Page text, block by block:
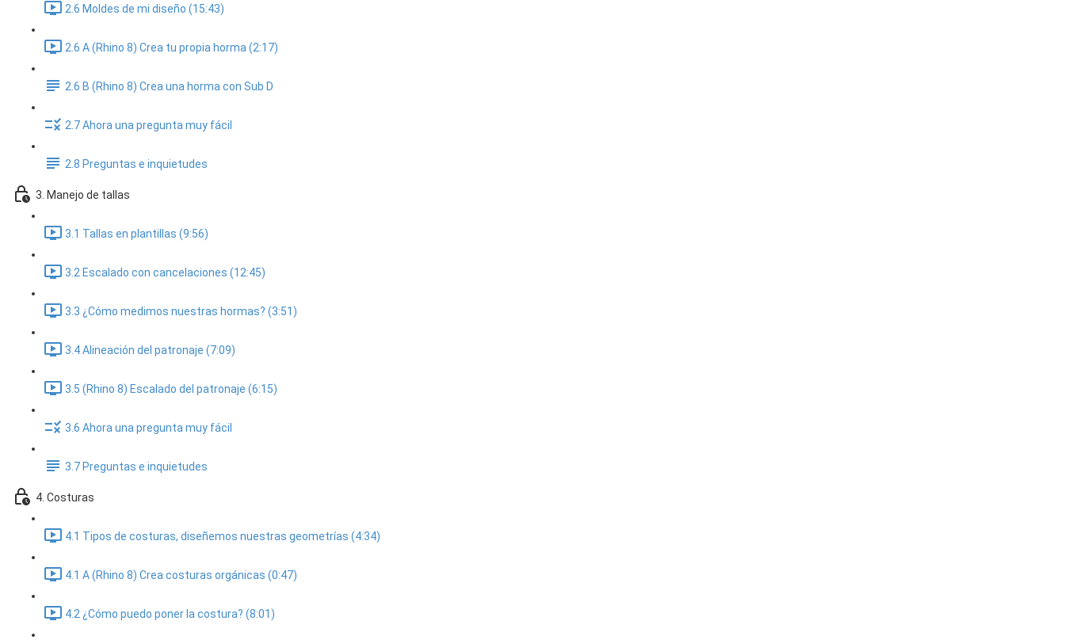
2.6 Moldes de mi diseño (15:43)
2.6 A (Rhino 8) Crea tu propia horma (2:17)
2.6 B (Rhino 8) Crea una horma con Sub D
2.7 Ahora una pregunta muy fácil
2.8 Preguntas e inquietudes
3. Manejo de tallas
3.1 Tallas en plantillas (9:56)
3.2 Escalado con cancelaciones (12:45)
3.3 ¿Cómo medimos nuestras hormas? (3:51)
3.4 Alineación del patronaje (7:09)
3.5 (Rhino 8) Escalado del patronaje (6:15)
3.6 Ahora una pregunta muy fácil
3.7 Preguntas e inquietudes
4. Costuras
4.1 Tipos de costuras, diseñemos nuestras geometrías (4:34)
4.1 A (Rhino 8) Crea costuras orgánicas (0:47)
4.2 ¿Cómo puedo poner la costura? (8:01)